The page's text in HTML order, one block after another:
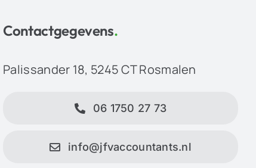
Contactgegevens.
Palissander 18, 5245 CT Rosmalen
06 1750 27 73
info@jfvaccountants.nl